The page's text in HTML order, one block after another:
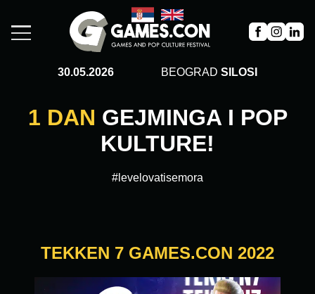
30.05.2026 BEOGRAD SILOSI
1 DAN GEJMINGA I POP
KULTURE!
#levelovatisemora
TEKKEN 7 GAMES.CON 2022